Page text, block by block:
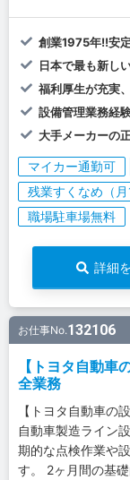
創業1975年!!安
日本で最も新し
福利厚生が充実
設備管理業務経
大手メーカーの
マイカー通勤可
残業すくなめ（月
職場駐車場無料
詳細
お仕事No.132106
【トヨタ自動車
全業務
【トヨタ自動車の
自動車製造ライン
期的な点検作業や
す。 2ヶ月間の基